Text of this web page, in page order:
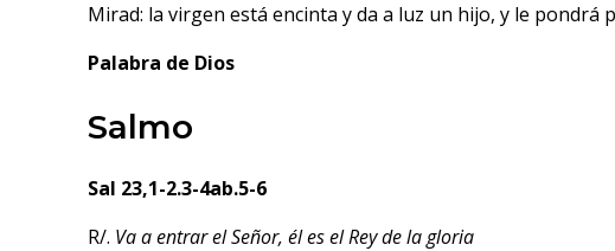
Mirad: la virgen está encinta y da a luz un hijo, y le
Palabra de Dios
Salmo
Sal 23,1-2.3-4ab.5-6
R/. Va a entrar el Señor, él es el Rey de la gloria